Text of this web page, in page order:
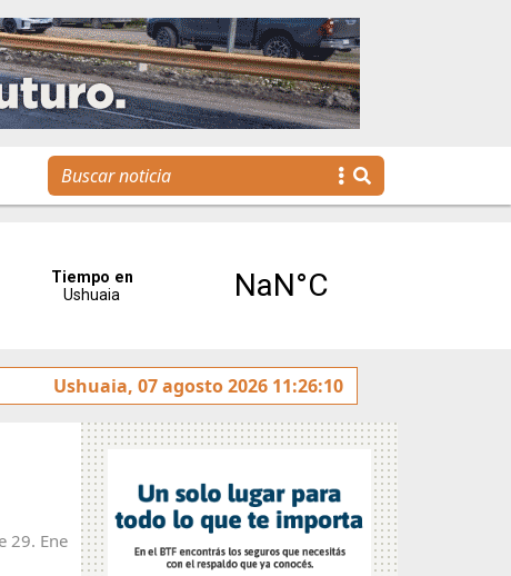
la reunión de Labor Parlamentaria previa a la 5.ª Sesión
Ushuaia, 07 agosto 2026 11:26:10
29. Ene